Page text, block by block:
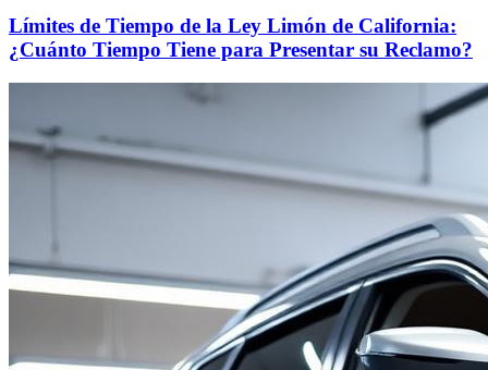
Límites de Tiempo de la Ley Limón de California:
¿Cuánto Tiempo Tiene para Presentar su Reclamo?